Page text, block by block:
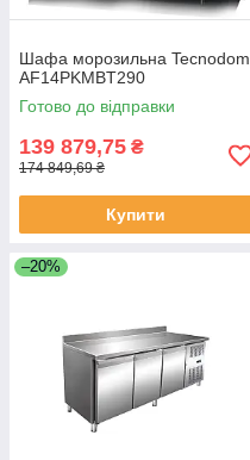
Шафа морозильна Tecnodom
AF14PKMBT290
Готово до відправки
139 879,75 ₴
174 849,69 ₴
Купити
–20%